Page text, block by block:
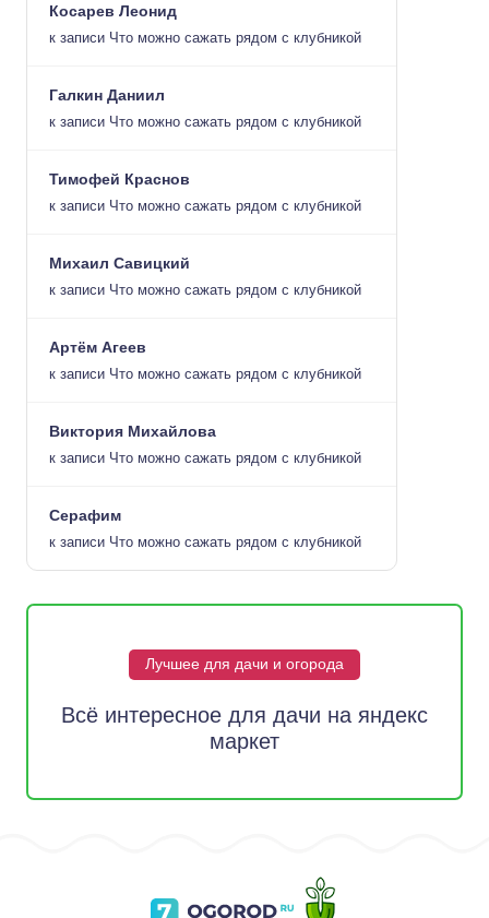
Косарев Леонид
к записи Что можно сажать рядом с клубникой
Галкин Даниил
к записи Что можно сажать рядом с клубникой
Тимофей Краснов
к записи Что можно сажать рядом с клубникой
Михаил Савицкий
к записи Что можно сажать рядом с клубникой
Артём Агеев
к записи Что можно сажать рядом с клубникой
Виктория Михайлова
к записи Что можно сажать рядом с клубникой
Серафим
к записи Что можно сажать рядом с клубникой
Лучшее для дачи и огорода
Всё интересное для дачи на яндекс
маркет